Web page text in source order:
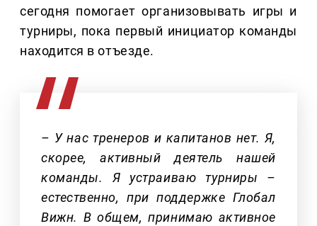
сегодня помогает организовывать игры и
турниры, пока первый инициатор команды
находится в отъезде.
– У нас тренеров и капитанов нет. Я,
скорее, активный деятель нашей
команды. Я устраиваю турниры –
естественно, при поддержке Глобал
Вижн. В общем, принимаю активное